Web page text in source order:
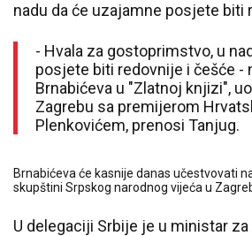
nadu da će uzajamne posjete biti
- Hvala za gostoprimstvo, u
posjete biti redovnije i češće -
Brnabićeva u "Zlatnoj knjizi",
Zagrebu sa premijerom
Plenkovićem, prenosi Tanjug.
Brnabićeva će kasnije danas učestvovati
skupštini Srpskog narodnog vijeća u
U delegaciji Srbije je u ministar